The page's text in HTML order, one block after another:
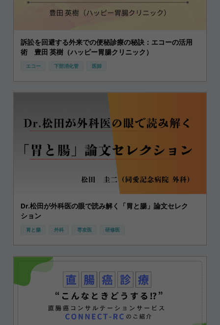
訴訟を回避する外来での便秘診療の秘訣：エコーの活用
術 豊田 英樹（ハッピー胃腸クリニック）
エコー 下部消化管 医師
Dr.松田が外科医の眼で読み解く「胃と腸」論文セレク
ション
胃と腸 外科 専攻医 研修医